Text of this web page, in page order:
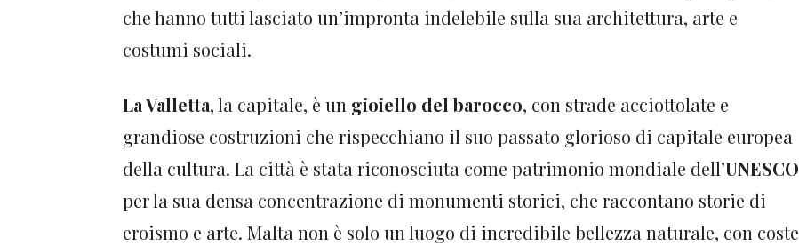
che hanno tutti lasciato un’impronta indelebile sulla sua architettura, arte e
costumi sociali.
La Valletta, la capitale, è un gioiello del barocco, con strade acciottolate e
grandiose costruzioni che rispecchiano il suo passato glorioso di capitale europea
della cultura. La città è stata riconosciuta come patrimonio mondiale dell’UNESCO
per la sua densa concentrazione di monumenti storici, che raccontano storie di
eroismo e arte. Malta non è solo un luogo di incredibile bellezza naturale, con coste